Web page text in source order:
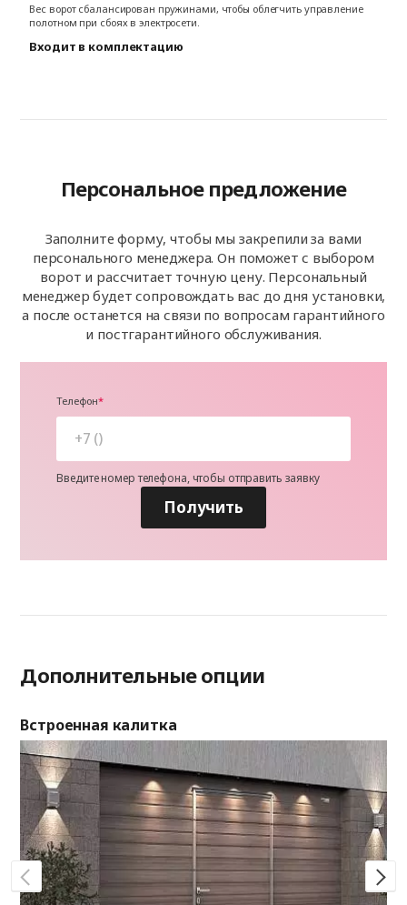
Вес ворот сбалансирован пружинами, чтобы облегчить управление
полотном при сбоях в электросети.
Входит в комплектацию
Персональное предложение
Заполните форму, чтобы мы закрепили за вами
персонального менеджера. Он поможет с выбором
ворот и рассчитает точную цену. Персональный
менеджер будет сопровождать вас до дня установки,
а после останется на связи по вопросам гарантийного
и постгарантийного обслуживания.
Телефон
Введите номер телефона, чтобы отправить заявку
Получить
Дополнительные опции
Встроенная калитка